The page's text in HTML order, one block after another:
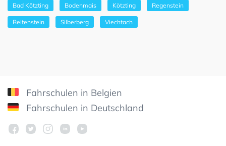
Bad Kötzting Bodenmais Kötzting Regenstein
Reitenstein Silberberg Viechtach
Fahrschulen in Belgien
Fahrschulen in Deutschland